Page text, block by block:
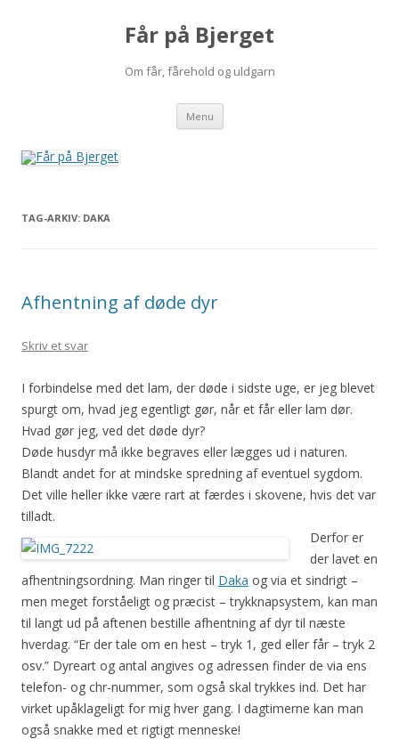
Får på Bjerget
Om får, fårehold og uldgarn
Menu Hop
indhold
TAG-ARKIV: DAKA
Afhentning af døde dyr
Skriv et svar
I forbindelse med det lam, der døde i sidste uge, er jeg blevet
spurgt om, hvad jeg egentligt gør, når et får eller lam dør.
Hvad gør jeg, ved det døde dyr?
Døde husdyr må ikke begraves eller lægges ud i naturen.
Blandt andet for at mindske spredning af eventuel sygdom.
Det ville heller ikke være rart at færdes i skovene, hvis det var
tilladt.
Derfor er
der lavet en
afhentningsordning. Man ringer til Daka og via et sindrigt –
men meget forståeligt og præcist – trykknapsystem, kan man
til langt ud på aftenen bestille afhentning af dyr til næste
hverdag. “Er der tale om en hest – tryk 1, ged eller får – tryk 2
osv.” Dyreart og antal angives og adressen finder de via ens
telefon- og chr-nummer, som også skal trykkes ind. Det har
virket upåklageligt for mig hver gang. I dagtimerne kan man
også snakke med et rigtigt menneske!